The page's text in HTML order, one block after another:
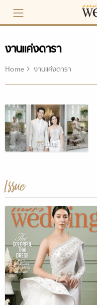
content
งานแค่งดารา
Home งานแค่งดารา
Issue